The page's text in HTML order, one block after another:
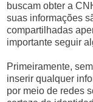
buscam obter a
suas informações
compartilhadas
importante seguir
Primeiramente,
inserir qualquer
por meio de redes